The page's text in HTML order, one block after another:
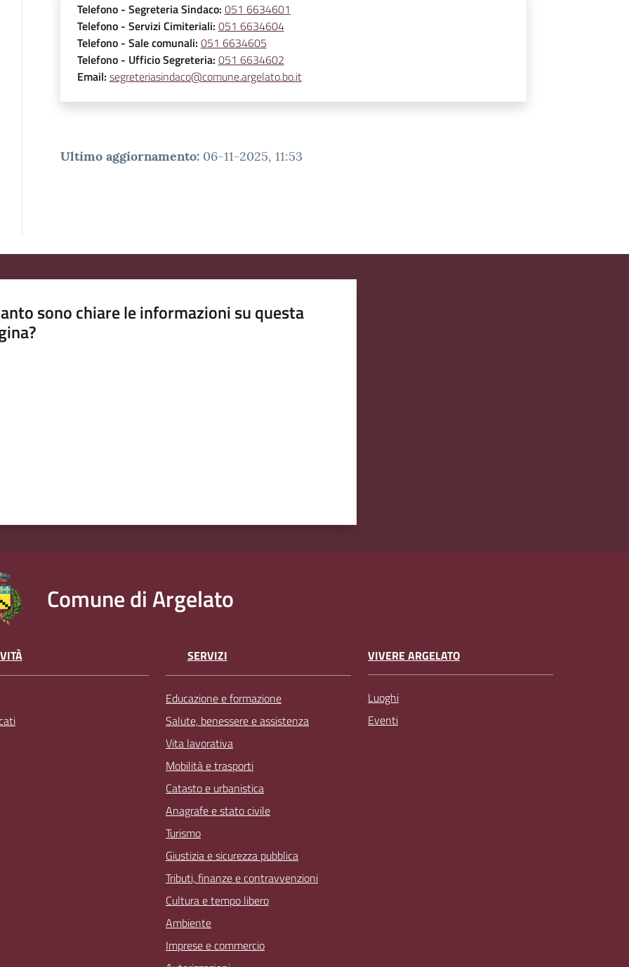
Telefono- Segreteria Sindaco: 051 6634601
Telefono- Servizi Cimiteriali: 051 6634604
Telefono- Sale comunali: 051 6634605
Telefono- Ufficio Segreteria: 051 6634602
Email: segreteriasindaco@comune.argelato.bo.it
Ultimo aggiornamento: 06-11-2025, 11:53
sono chiare le informazioni su questa
Comune di Argelato
SERVIZI
Educazione e formazione
Salute, benessere e assistenza
Vita lavorativa
Mobilità e trasporti
Catasto e urbanistica
Anagrafe e stato civile
Turismo
Giustizia e sicurezza pubblica
Tributi, finanze e contravvenzioni
Cultura e tempo libero
Ambiente
Imprese e commercio
VIVERE ARGELATO
Luoghi
Eventi